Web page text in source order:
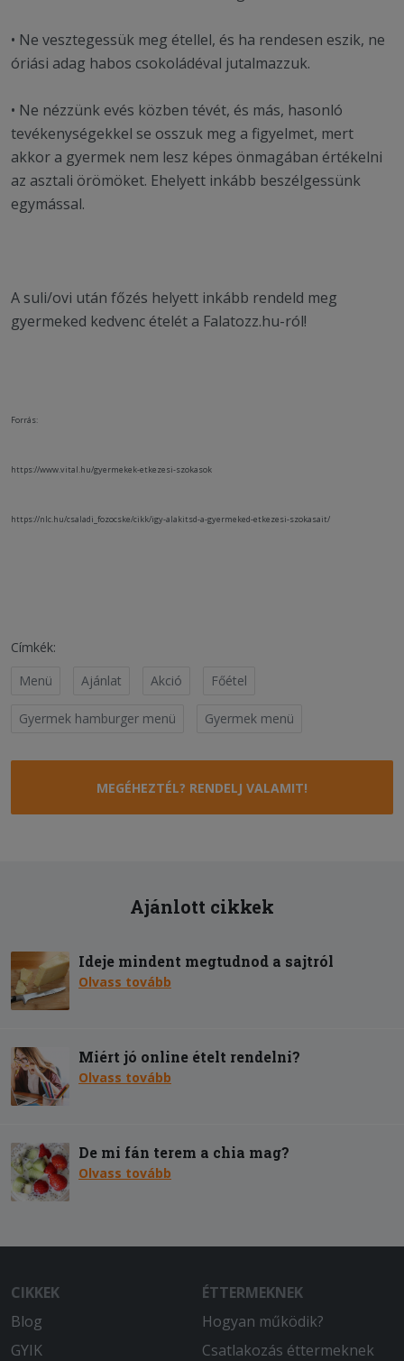
• Ne vesztegessük meg étellel, és ha rendesen eszik, ne
óriási adag habos csokoládéval jutalmazzuk.
• Ne nézzünk evés közben tévét, és más, hasonló
tevékenységekkel se osszuk meg a figyelmet, mert
akkor a gyermek nem lesz képes önmagában értékelni
az asztali örömöket. Ehelyett inkább beszélgessünk
egymással.
A suli/ovi után főzés helyett inkább rendeld meg
gyermeked kedvenc ételét a Falatozz.hu-ról!
Forrás:
https://www.vital.hu/gyermekek-etkezesi-szokasok
https://nlc.hu/csaladi_fozocske/cikk/igy-alakitsd-a-gyermeked-etkezesi-szokasait/
Címkék:
Menü
Ajánlat Akció Főétel
Gyermek hamburger menü Gyermek menü
MEGÉHEZTÉL? RENDELJ VALAMIT!
Ajánlott cikkek
Ideje mindent megtudnod a sajtról
Olvass tovább
Miért jó online ételt rendelni?
Olvass tovább
De mi fán terem a chia mag?
Olvass tovább
CIKKEK
Blog
GYIK
ÉTTERMEKNEK
Hogyan működik?
Csatlakozás éttermeknek